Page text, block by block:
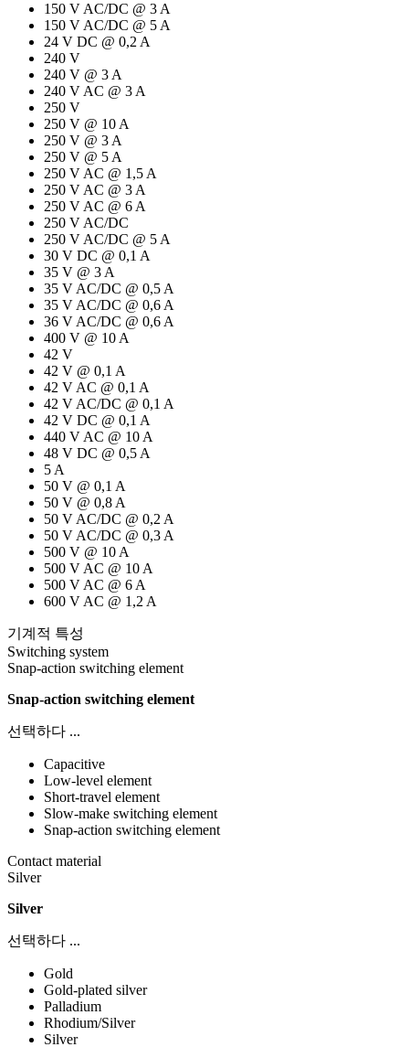
150 V AC/DC @ 3 A
150 V AC/DC @ 5 A
24 V DC @ 0,2 A
240 V
240 V @ 3 A
240 V AC @ 3 A
250 V
250 V @ 10 A
250 V @ 3 A
250 V @ 5 A
250 V AC @ 1,5 A
250 V AC @ 3 A
250 V AC @ 6 A
250 V AC/DC
250 V AC/DC @ 5 A
30 V DC @ 0,1 A
35 V @ 3 A
35 V AC/DC @ 0,5 A
35 V AC/DC @ 0,6 A
36 V AC/DC @ 0,6 A
400 V @ 10 A
42 V
42 V @ 0,1 A
42 V AC @ 0,1 A
42 V AC/DC @ 0,1 A
42 V DC @ 0,1 A
440 V AC @ 10 A
48 V DC @ 0,5 A
5 A
50 V @ 0,1 A
50 V @ 0,8 A
50 V AC/DC @ 0,2 A
50 V AC/DC @ 0,3 A
500 V @ 10 A
500 V AC @ 10 A
500 V AC @ 6 A
600 V AC @ 1,2 A
기계적 특성
Switching system
Snap-action switching element
Snap-action switching element
선택하다 ...
Capacitive
Low-level element
Short-travel element
Slow-make switching element
Snap-action switching element
Contact material
Silver
Silver
선택하다 ...
Gold
Gold-plated silver
Palladium
Rhodium/Silver
Silver